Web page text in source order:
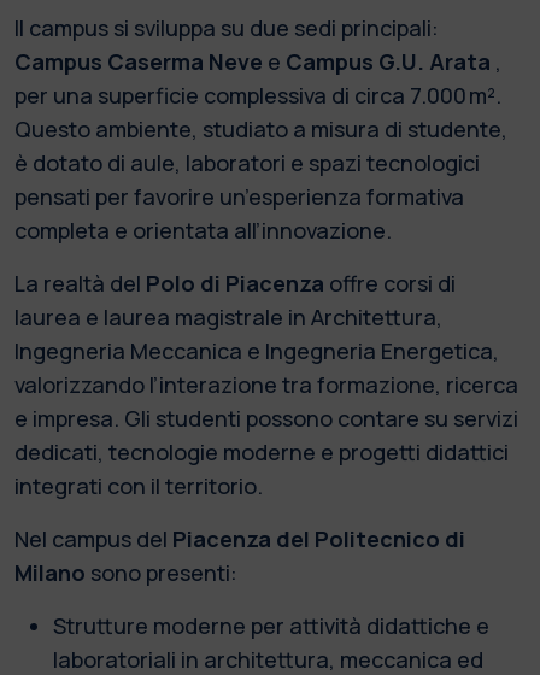
Il campus si sviluppa su due sedi principali:
Campus Caserma Neve e Campus G.U. Arata ,
per una superficie complessiva di circa 7.000 m².
Questo ambiente, studiato a misura di studente,
è dotato di aule, laboratori e spazi tecnologici
pensati per favorire un’esperienza formativa
completa e orientata all’innovazione.
La realtà del Polo di Piacenza offre corsi di
laurea e laurea magistrale in Architettura,
Ingegneria Meccanica e Ingegneria Energetica,
valorizzando l’interazione tra formazione, ricerca
e impresa. Gli studenti possono contare su servizi
dedicati, tecnologie moderne e progetti didattici
integrati con il territorio.
Nel campus del Piacenza del Politecnico di
Milano sono presenti:
Strutture moderne per attività didattiche e
laboratoriali in architettura, meccanica ed